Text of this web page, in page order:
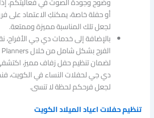
أو حفلة خاصة، يمكنكِ الاعتماد على
لجعل تلك المناسبة مميزة وممتعة.
بالإضافة إلى خدمات دي جي الأفراح،
لضمان تنظيم حفل زفاف مميز،
دي جي لحفلات النساء في الكويت،
لجعل فرحكم لحظة لا تنسى.
تنظيم حفلات اعياد الميلاد الكويت